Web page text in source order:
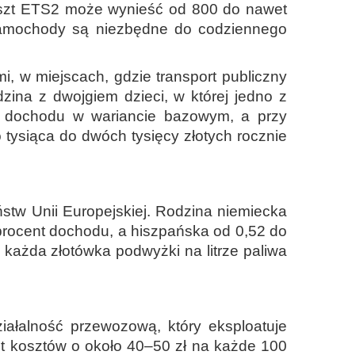
ETS2 może wynieść od 800 do nawet
są niezbędne do codziennego
w miejscach, gdzie transport publiczny
z dwojgiem dzieci, w której jedno z
w wariancie bazowym, a przy
do dwóch tysięcy złotych rocznie
Unii Europejskiej. Rodzina niemiecka
dochodu, a hiszpańska od 0,52 do
złotówka podwyżki na litrze paliwa
przewozową, który eksploatuje
o około 40–50 zł na każde 100